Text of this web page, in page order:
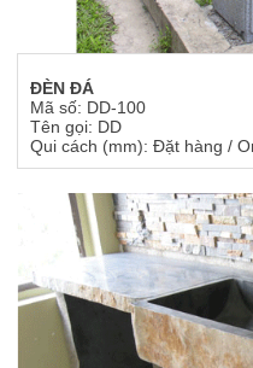
ĐÈN ĐÁ
Mã số: DD-100
Tên gọi: DD
Qui cách (mm): Đặt hàng /